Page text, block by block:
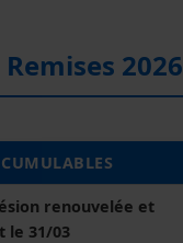
Remises 2026
renouvelée et
le 31/03